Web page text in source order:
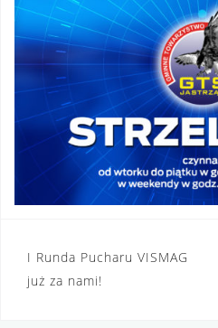
Nawigacja
wpisu
I Runda Pucharu VISMAG
już za nami!